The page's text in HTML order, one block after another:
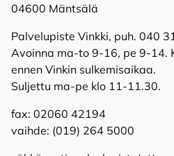
04600 Mäntsälä
Palvelupiste Vinkki, puh. 040
Avoinna ma-to 9-16, pe 9-14.
ennen Vinkin sulkemisaikaa.
Suljettu ma-pe klo 11-11.30.
fax: 02060 42194
vaihde: (019) 264 5000